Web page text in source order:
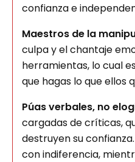
confianza e
Maestros de la
culpa y el chantaje
herramientas, lo cual
que hagas lo que ellos
Púas verbales, no
cargadas de críticas,
destruyen su
con indiferencia,